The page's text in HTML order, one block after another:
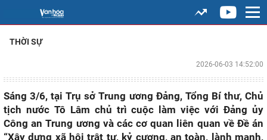
THỜI SỰ
2026-06-03 14:52:00
Sáng 3/6, tại Trụ sở Trung ương Đảng, Tổng Bí thư, Chủ
tịch nước Tô Lâm chủ trì cuộc làm việc với Đảng ủy
Công an Trung ương và các cơ quan liên quan về Đề án
“Xây dựng xã hội trật tự, kỷ cương, an toàn, lành mạnh,